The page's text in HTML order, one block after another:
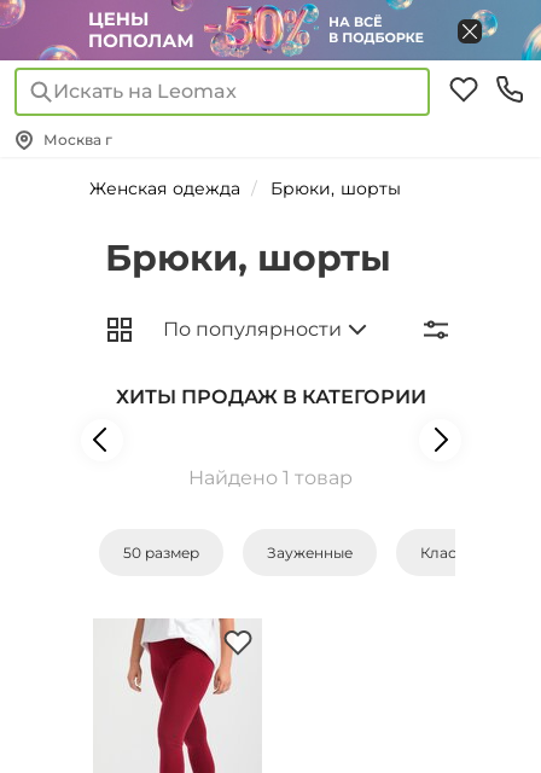
Искать на Leomax
Москва г
Женская одежда Брюки, шорты
Брюки, шорты
ХИТЫ ПРОДАЖ В КАТЕГОРИИ
Найдено 1 товар
50 размер Зауженные Классические